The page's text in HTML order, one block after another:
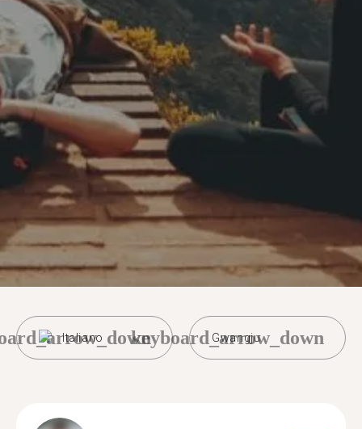
Italiano Gwangju
keyboard_arrow_down